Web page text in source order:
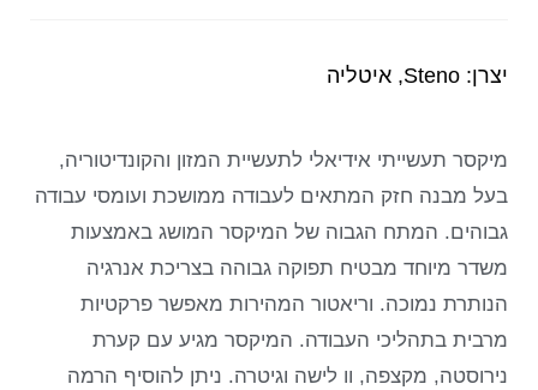
יצרן: Steno, איטליה
מיקסר תעשייתי אידיאלי לתעשיית המזון והקונדיטוריה,
בעל מבנה חזק המתאים לעבודה ממושכת ועומסי עבודה
גבוהים. המתח הגבוה של המיקסר המושג באמצעות
משדר מיוחד מבטיח תפוקה גבוהה בצריכת אנרגיה
הנותרת נמוכה. וריאטור המהירות מאפשר פרקטיות
מרבית בתהליכי העבודה. המיקסר מגיע עם קערת
נירוסטה, מקצפה, וו לישה וגיטרה. ניתן להוסיף הרמה